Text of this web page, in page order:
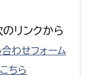
リンクから
わせフォーム
ちら